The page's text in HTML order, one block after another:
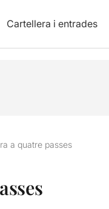
Cartellera i entrades
a quatre passes